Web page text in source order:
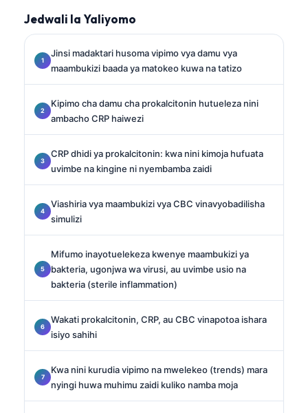
Jedwali la Yaliyomo
Jinsi madaktari husoma vipimo vya damu vya
maambukizi baada ya matokeo kuwa na tatizo
Kipimo cha damu cha prokalcitonin hutueleza nini
ambacho CRP haiwezi
CRP dhidi ya prokalcitonin: kwa nini kimoja hufuata
uvimbe na kingine ni nyembamba zaidi
Viashiria vya maambukizi vya CBC vinavyobadilisha
simulizi
Mifumo inayotuelekeza kwenye maambukizi ya
bakteria, ugonjwa wa virusi, au uvimbe usio na
bakteria (sterile inflammation)
Wakati prokalcitonin, CRP, au CBC vinapotoa ishara
isiyo sahihi
Kwa nini kurudia vipimo na mwelekeo (trends) mara
nyingi huwa muhimu zaidi kuliko namba moja